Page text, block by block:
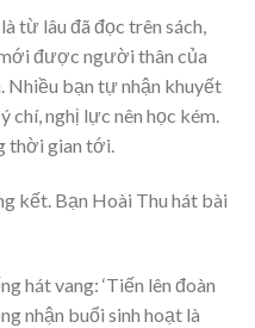
từ lâu đã đọc trên sách,
được người thân của
Nhiều bạn tự nhận khuyết
chí, nghị lực nên học kém.
thời gian tới.
kết. Bạn Hoài Thu hát bài
hát vang: ‘Tiến lên đoàn
nhận buổi sinh hoạt là